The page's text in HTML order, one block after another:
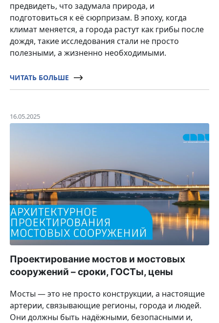
предвидеть, что задумала природа, и
подготовиться к её сюрпризам. В эпоху, когда
климат меняется, а города растут как грибы после
дождя, такие исследования стали не просто
полезными, а жизненно необходимыми.
ЧИТАТЬ БОЛЬШЕ
16.05.2025
Проектирование мостов и мостовых
сооружений – сроки, ГОСТы, цены
Мосты — это не просто конструкции, а настоящие
артерии, связывающие регионы, города и людей.
Они должны быть надёжными, безопасными и,